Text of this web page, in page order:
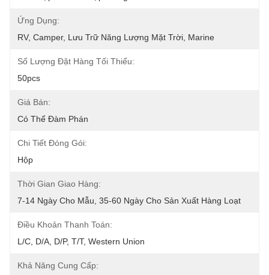
Ứng Dụng:
RV, Camper, Lưu Trữ Năng Lượng Mặt Trời, Marine
Số Lượng Đặt Hàng Tối Thiểu:
50pcs
Giá Bán:
Có Thể Đàm Phán
Chi Tiết Đóng Gói:
Hộp
Thời Gian Giao Hàng:
7-14 Ngày Cho Mẫu, 35-60 Ngày Cho Sản Xuất Hàng Loạt
Điều Khoản Thanh Toán:
L/C, D/A, D/P, T/T, Western Union
Khả Năng Cung Cấp: